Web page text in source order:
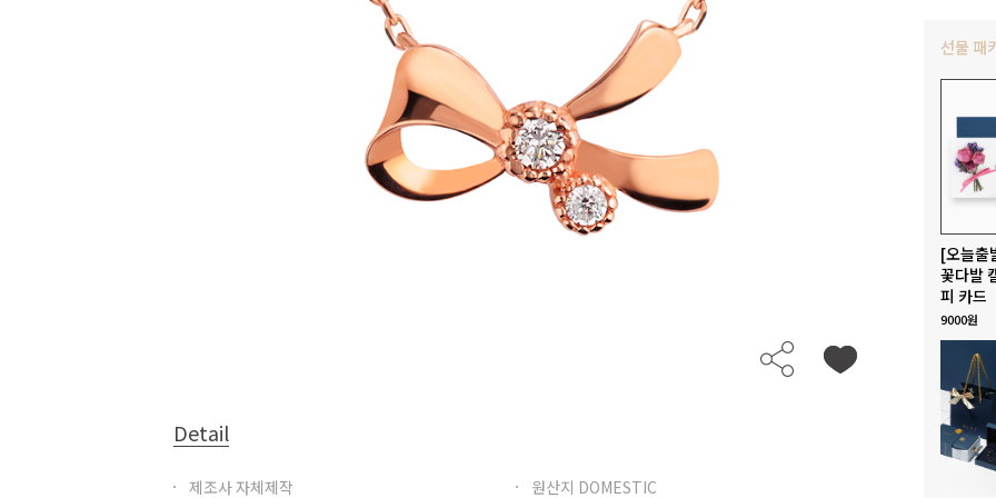
Detail
제조사 자체제작
원산지 DOMESTIC
선물 패
[오늘출
꽃다발
피 카드
9000원